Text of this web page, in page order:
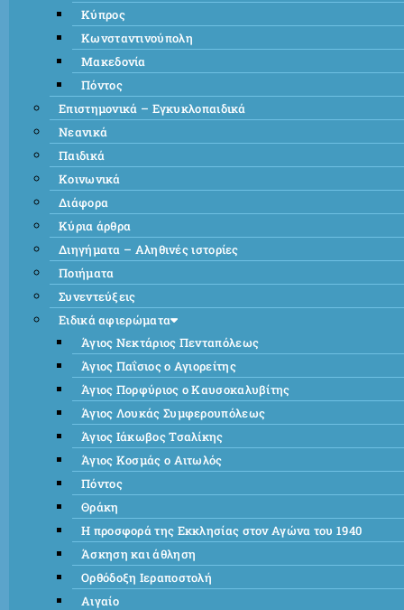
Κύπρος
Κωνσταντινούπολη
Μακεδονία
Πόντος
Επιστημονικά – Εγκυκλοπαιδικά
Νεανικά
Παιδικά
Κοινωνικά
Διάφορα
Κύρια άρθρα
Διηγήματα – Αληθινές ιστορίες
Ποιήματα
Συνεντεύξεις
Ειδικά αφιερώματα
Άγιος Νεκτάριος Πενταπόλεως
Άγιος Παΐσιος ο Αγιορείτης
Άγιος Πορφύριος ο Καυσοκαλυβίτης
Άγιος Λουκάς Συμφερουπόλεως
Άγιος Ιάκωβος Τσαλίκης
Άγιος Κοσμάς ο Αιτωλός
Πόντος
Θράκη
Η προσφορά της Εκκλησίας στον Αγώνα του 1940
Άσκηση και άθληση
Ορθόδοξη Ιεραποστολή
Αιγαίο